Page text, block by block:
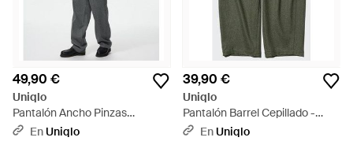
49,90 €
Uniqlo
Pantalón Ancho Pinzas
Cepillado Estampado (Largo) -
EnUniqlo
39,90 €
Uniqlo
Pantalón Barrel Cepillado -
Verde
EnUniqlo